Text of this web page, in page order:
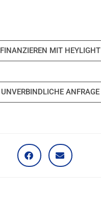
FINANZIEREN MIT HEYLIGHT
UNVERBINDLICHE ANFRAGE